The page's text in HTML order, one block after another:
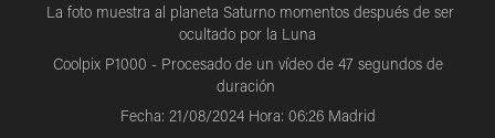
La foto muestra al planeta Saturno momentos después de ser
ocultado por la Luna
Coolpix P1000 - Procesado de un vídeo de 47 segundos de
duración
Fecha: 21/08/2024 Hora: 06:26 Madrid